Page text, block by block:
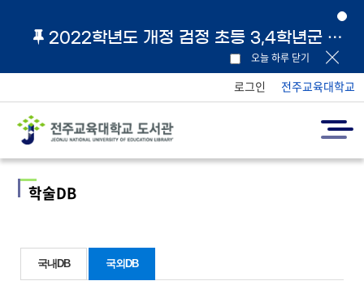
2022학년도 개정 검정 초등 3,4학년군 교과서 및 지도서 원문 링크 안내
오늘 하루 닫기
로그인 전주교육대학교
학술DB
국내DB 국외DB